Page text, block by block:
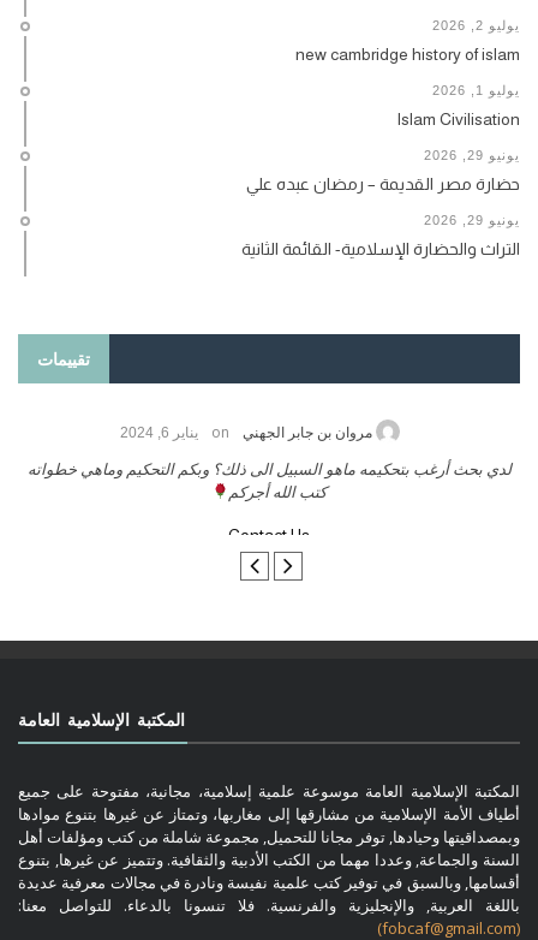
يوليو 2, 2026
new cambridge history of islam
يوليو 1, 2026
Islam Civilisation
يونيو 29, 2026
حضارة مصر القديمة – رمضان عبده علي
يونيو 29, 2026
التراث والحضارة الإسلامية- القائمة الثانية
تقييمات
حامد الزريقي on يناير 25, 2026
السلام عليكم ورحمة الله وبركاتة أرغب بنشر كتابي معكم
المكتبة الإسلامية العامة
المكتبة الإسلامية العامة موسوعة علمية إسلامية، مجانية، مفتوحة على جميع
أطياف الأمة الإسلامية من مشارقها إلى مغاربها، وتمتاز عن غيرها بتنوع موادها
وبمصداقيتها وحيادها, توفر مجانا للتحميل, مجموعة شاملة من كتب ومؤلفات أهل
السنة والجماعة, وعددا مهما من الكتب الأدبية والثقافية. وتتميز عن غيرها, بتنوع
أقسامها, وبالسبق في توفير كتب علمية نفيسة ونادرة في مجالات معرفية عديدة
باللغة العربية, والإنجليزية والفرنسية. فلا تنسونا بالدعاء. للتواصل معنا:
(fobcaf@gmail.com)